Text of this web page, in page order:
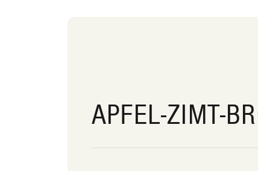
APFEL-ZIMT-